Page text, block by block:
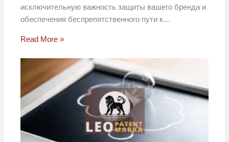
исключительную важность защиты вашего бренда и
обеспечения беспрепятственного пути к…
Read More »